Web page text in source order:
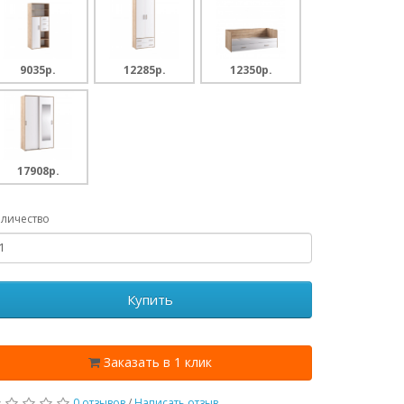
9035p. 12285p. 12350p.
17908p.
Купить
Заказать в 1 клик